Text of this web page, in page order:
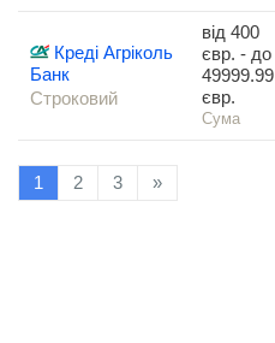
Креді Агріколь
Банк
Строковий
від 400
євр. - до
49999.99
євр.
Сума
1 2 3 »